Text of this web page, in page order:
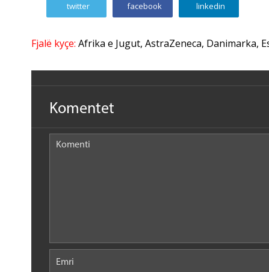
twitter facebook linkedin
Fjalë kyçe: Afrika e Jugut, AstraZeneca, Danimarka,
Komentet